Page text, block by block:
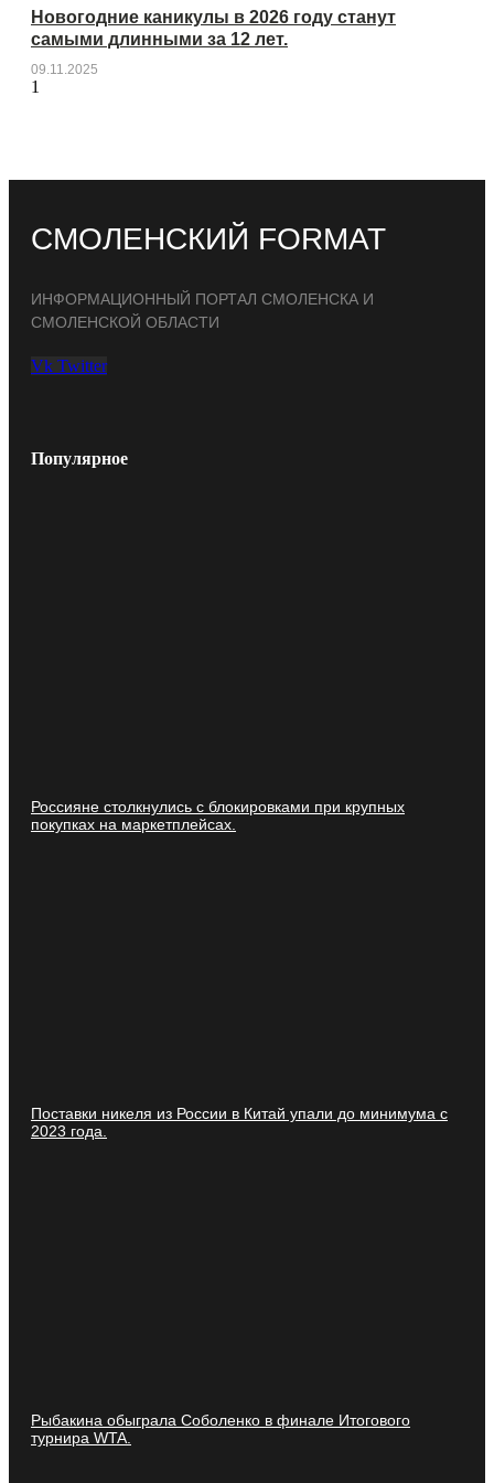
Новогодние каникулы в 2026 году станут
самыми длинными за 12 лет.
09.11.2025
СМОЛЕНСКИЙ FORMAT
ИНФОРМАЦИОННЫЙ ПОРТАЛ СМОЛЕНСКА И
СМОЛЕНСКОЙ ОБЛАСТИ
Vk Twitter
Популярное
Россияне столкнулись с блокировками при крупных
покупках на маркетплейсах.
Поставки никеля из России в Китай упали до минимума с
2023 года.
Рыбакина обыграла Соболенко в финале Итогового
турнира WTA.